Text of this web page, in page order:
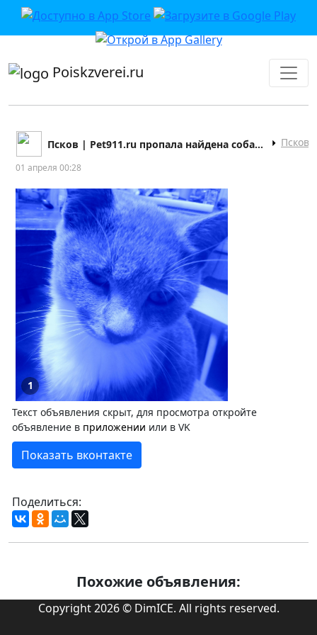
приложении или в VK">
Poiskzverei.ru
Псков | Pet911.ru пропала найдена собака кошка Псков
01 апреля 00:28
1
Текст объявления скрыт, для просмотра откройте
объявление в приложении или в VK
Показать вконтакте
Поделиться:
Похожие объявления:
Copyright 2026 © DimICE. All rights reserved.